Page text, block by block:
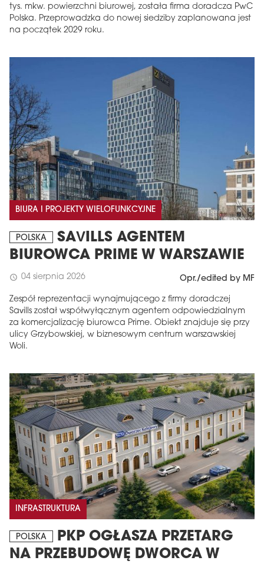
tys. mkw. powierzchni biurowej, została firma doradcza PwC
Polska. Przeprowadzka do nowej siedziby zaplanowana jest
na początek 2029 roku.
BIURA I PROJEKTY WIELOFUNKCYJNE
POLSKA
SAVILLS AGENTEM
BIUROWCA PRIME W WARSZAWIE
schedule 04 sierpnia 2026 Opr./edited by MF
Zespół reprezentacji wynajmującego z firmy doradczej
Savills został współwyłącznym agentem odpowiedzialnym
za komercjalizację biurowca Prime. Obiekt znajduje się przy
ulicy Grzybowskiej, w biznesowym centrum warszawskiej
Woli.
INFRASTRUKTURA
POLSKA
PKP OGŁASZA PRZETARG
NA PRZEBUDOWĘ DWORCA W